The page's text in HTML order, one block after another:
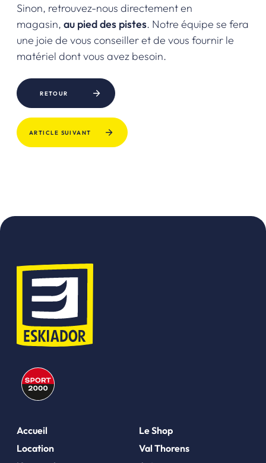
Sinon, retrouvez-nous directement en
magasin, au pied des pistes. Notre équipe se fera
une joie de vous conseiller et de vous fournir le
matériel dont vous avez besoin.
RETOUR
ARTICLE SUIVANT
Accueil
Location
Le Shop
Val Thorens